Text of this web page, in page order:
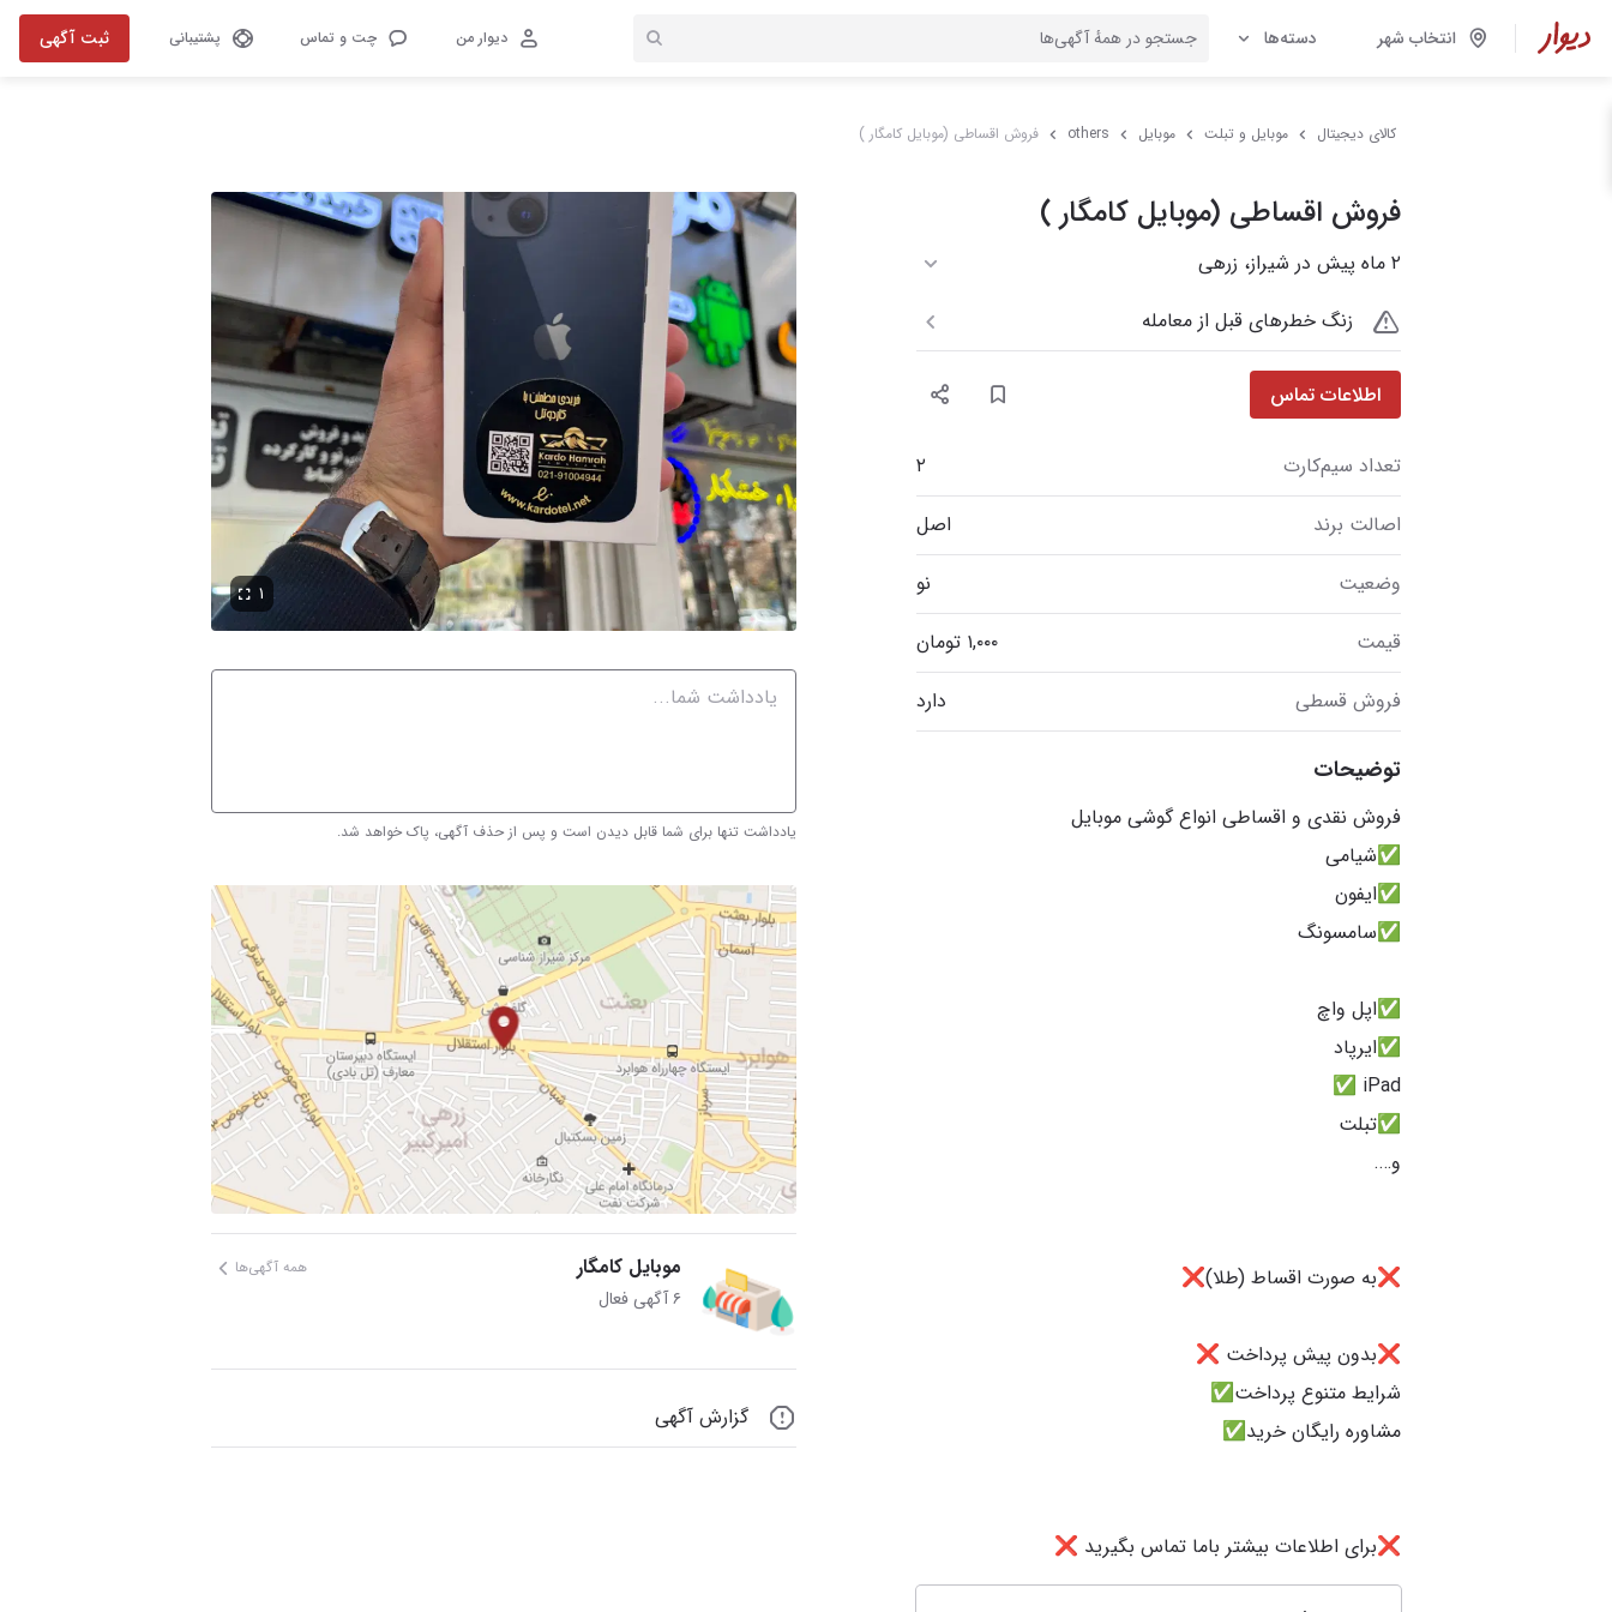
انتخاب شهر دسته‌ها دیوار من چت و تماس پشتیبانی ثبت آگهی
کالای دیجیتال موبایل و تبلت موبایل others فروش اقساطی (موبایل کامگار )
فروش اقساطی (موبایل کامگار )
۲ ماه پیش در شیراز، زرهی
زنگ خطرهای قبل از معامله
اطلاعات تماس
تعداد سیم‌کارت
۲
اصالت برند
اصل
وضعیت
نو
قیمت
فروش قسطی
دارد
توضیحات
❌برای اطلاعات بیشتر باما تماس بگیرید ❌
تصویر 1 از 1
۱
یادداشت تنها برای شما قابل دیدن است و پس از حذف آگهی، پاک خواهد شد.
موبایل کامگار همه آگهی‌ها
۶ آگهی فعال
گزارش آگهی